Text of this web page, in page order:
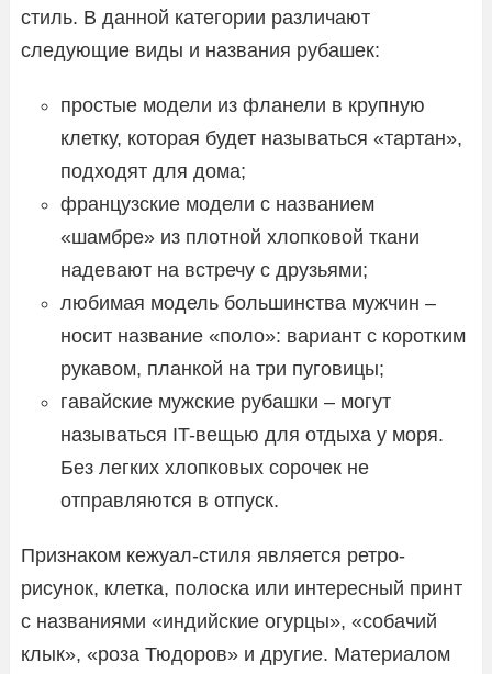
стиль. В данной категории различают
следующие виды и названия рубашек:
простые модели из фланели в крупную
клетку, которая будет называться «тартан»,
подходят для дома;
французские модели с названием
«шамбре» из плотной хлопковой ткани
надевают на встречу с друзьями;
любимая модель большинства мужчин –
носит название «поло»: вариант с коротким
рукавом, планкой на три пуговицы;
гавайские мужские рубашки – могут
называться IT-вещью для отдыха у моря.
Без легких хлопковых сорочек не
отправляются в отпуск.
Признаком кежуал-стиля является ретро-
рисунок, клетка, полоска или интересный принт
с названиями «индийские огурцы», «собачий
клык», «роза Тюдоров» и другие. Материалом